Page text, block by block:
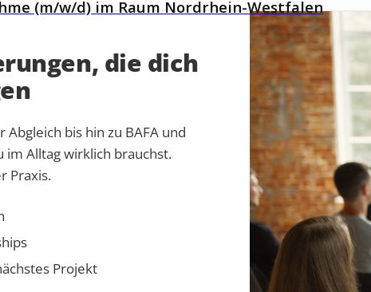
die dich
bis hin zu BAFA und
im Alltag wirklich brauchst.
Praxis.
Projekt